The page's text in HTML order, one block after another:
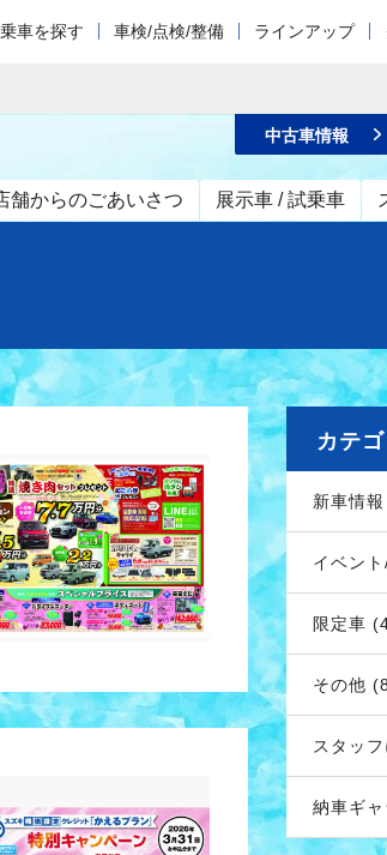
車を探す 車検/点検/整備 ラインアップ
舗からのごあいさつ 展示車 / 試乗車
中古車情報
カテ
新車情
イベン
限定車
その他
スタッ
納車ギ